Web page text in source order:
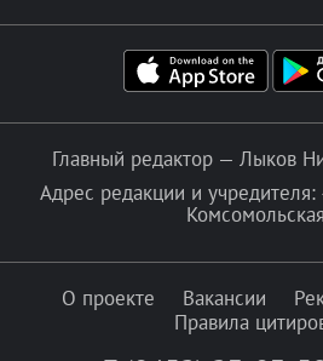
Главный редактор — Лыков
Адрес редакции и учредителя:
О проекте Вакансии
Правила